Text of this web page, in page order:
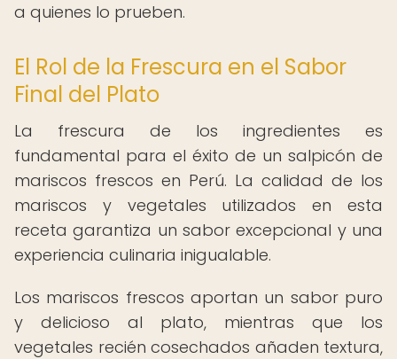
a quienes lo prueben.
El Rol de la Frescura en el Sabor
Final del Plato
La frescura de los ingredientes es
fundamental para el éxito de un salpicón de
mariscos frescos en Perú. La calidad de los
mariscos y vegetales utilizados en esta
receta garantiza un sabor excepcional y una
experiencia culinaria inigualable.
Los mariscos frescos aportan un sabor puro
y delicioso al plato, mientras que los
vegetales recién cosechados añaden textura,